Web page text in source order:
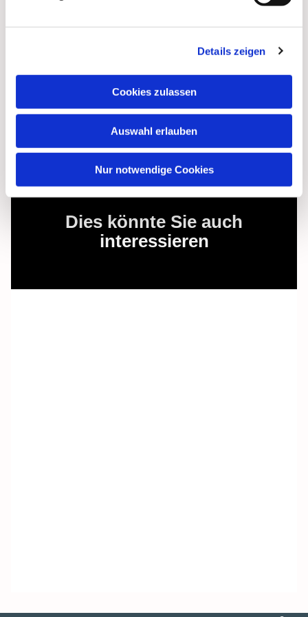
Details zeigen
Cookies zulassen
Auswahl erlauben
Nur notwendige Cookies
‘Discovering places of power in Grünhufe’, where
Translated with DeepL.com (free version)
Dies könnte Sie auch
interessieren